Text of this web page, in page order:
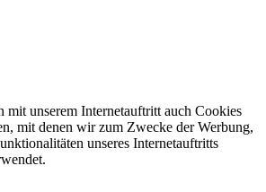
mit unserem Internetauftritt auch Cookies
mit denen wir zum Zwecke der Werbung,
unseres Internetauftritts